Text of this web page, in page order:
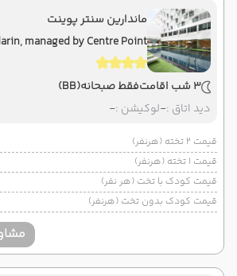
ماندارین سنتر پوینت
managed by Centre Point
3 شب اقامت فقط صبحانه(BB)
دید اتاق :-لوکیشن :-
قیمت 2 تخته (هرنفر)
قیمت 1 تخته (هرنفر)
قیمت کودک با تخت (هر نفر)
قیمت کودک بدون تخت (هرنفر)